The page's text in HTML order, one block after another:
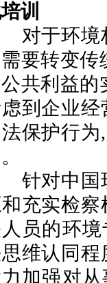
训
于环境权
要转变传
共利益的
到企业
保护行为,
对中国
充实检
员的环
维认同
加强对